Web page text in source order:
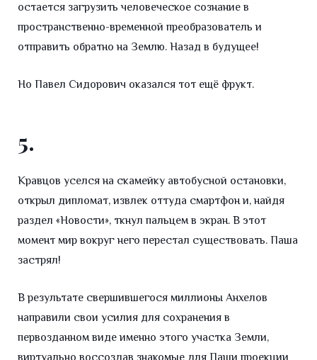
остается загрузить человеческое сознание в
пространственно-временной преобразователь и
отправить обратно на Землю. Назад в будущее!
Но Павел Сидорович оказался тот ещё фрукт.
5.
Кравцов уселся на скамейку автобусной остановки,
открыл дипломат, извлек оттуда смартфон и, найдя
раздел «Новости», ткнул пальцем в экран. В этот
момент мир вокруг него перестал существовать. Паша
застрял!
В результате свершившегося миллионы Анхелов
направили свои усилия для сохранения в
первозданном виде именно этого участка Земли,
виртуально воссоздав знакомые для Паши проекции